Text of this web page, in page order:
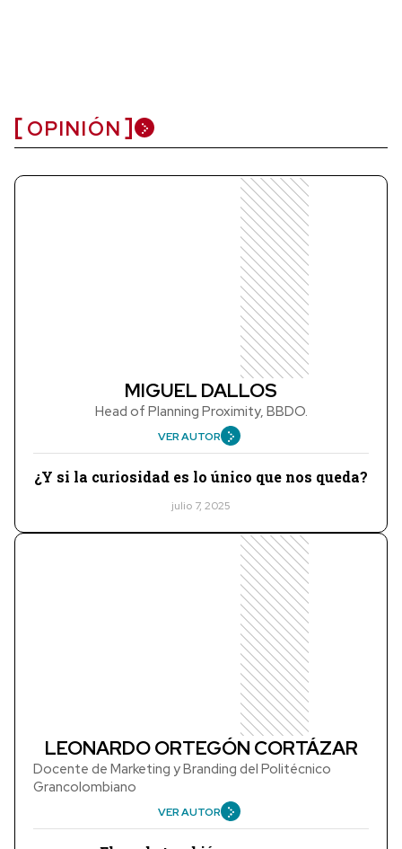
OPINIÓN
MIGUEL DALLOS
Head of Planning Proximity, BBDO.
VER AUTOR
¿Y si la curiosidad es lo único que nos queda?
julio 7, 2025
LEONARDO ORTEGÓN CORTÁZAR
Docente de Marketing y Branding del Politécnico
Grancolombiano
VER AUTOR